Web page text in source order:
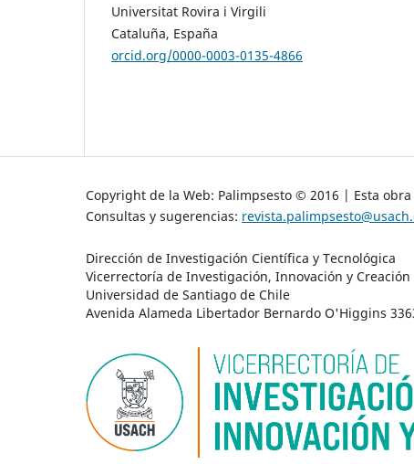
Universitat Rovira i Virgili
Cataluña, España
orcid.org/0000-0003-0135-4866
Copyright de la Web: Palimpsesto © 2016 | Esta
Consultas y sugerencias:
Dirección de Investigación Científica y Tecnológica
Vicerrectoría de Investigación, Innovación y Creación
Universidad de Santiago de Chile
Avenida Alameda Libertador Bernardo O'Higgins